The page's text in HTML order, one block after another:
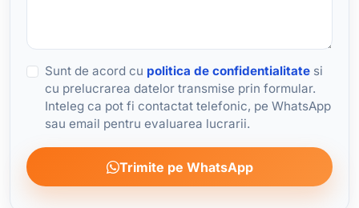
Sunt de acord cu politica de confidentialitatesi
cu prelucrarea datelor transmise prin formular.
Inteleg ca pot fi contactat telefonic, pe WhatsApp
sau email pentru evaluarea lucrarii.
Trimite pe WhatsApp